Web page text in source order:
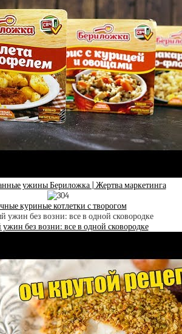
ужины Бериложка | Жертва маркетинга
куриные котлетки с творогом
без возни: все в одной сковородке